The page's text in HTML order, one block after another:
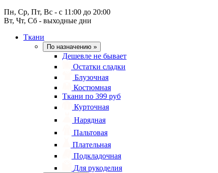
Пн, Ср, Пт, Вс - с 11:00 до 20:00
Вт, Чт, Сб - выходные дни
Ткани
По назначению »
Дешевле не бывает
Остатки сладки
Блузочная
Костюмная
Ткани по 399 руб
Курточная
Нарядная
Пальтовая
Плательная
Подкладочная
Для рукоделия